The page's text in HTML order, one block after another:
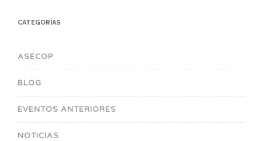
CATEGORÍAS
ASECOP
BLOG
EVENTOS ANTERIORES
NOTICIAS